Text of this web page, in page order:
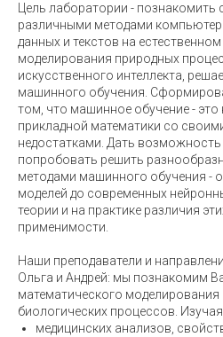
Цель лаборатории - познакомить
различными методами
данных и текстов на
моделирования природных
искусственного интеллекта,
машинного обучения.
том, что машинное обучение - это
прикладной математики со
недостатками. Дать возможность
попробовать решить
методами машинного обучения -
моделей до современных
теории и на практике различия
применимости.
Наши преподаватели и
Ольга и Андрей: мы познакомим
математического моделирования
биологических процессов.
медицинских анализов,